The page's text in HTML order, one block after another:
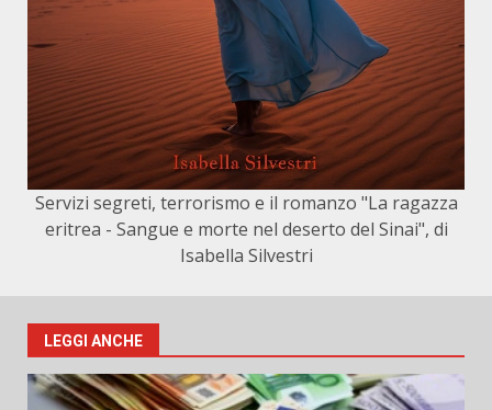
Servizi segreti, terrorismo e il romanzo "La ragazza
eritrea - Sangue e morte nel deserto del Sinai", di
Isabella Silvestri
LEGGI ANCHE